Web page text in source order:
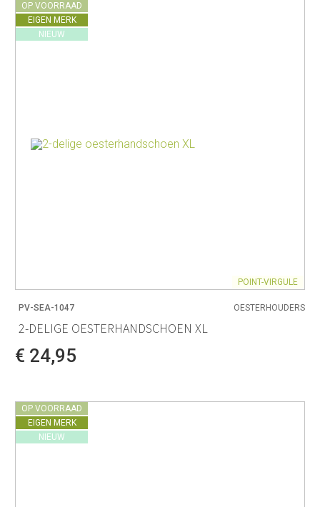
OP VOORRAAD
EIGEN MERK
NIEUW
POINT-VIRGULE
PV-SEA-1047 OESTERHOUDERS
2-DELIGE OESTERHANDSCHOEN XL
€ 24,95
OP VOORRAAD
EIGEN MERK
NIEUW